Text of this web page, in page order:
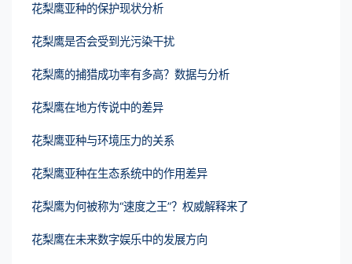
花梨鹰亚种的保护现状分析
花梨鹰是否会受到光污染干扰
花梨鹰的捕猎成功率有多高？数据与分析
花梨鹰在地方传说中的差异
花梨鹰亚种与环境压力的关系
花梨鹰亚种在生态系统中的作用差异
花梨鹰为何被称为“速度之王”？权威解释来了
花梨鹰在未来数字娱乐中的发展方向